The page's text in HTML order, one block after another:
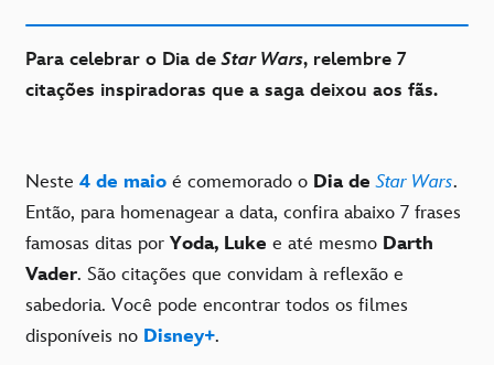
Para celebrar o Dia deStar Wars, relembre 7
citações inspiradoras que a saga deixou aos fãs.
Neste 4 de maio é comemorado o Dia deStar Wars.
Então, para homenagear a data, confira abaixo 7 frases
famosas ditas por Yoda, Luke e até mesmo Darth
Vader. São citações que convidam à reflexão e
sabedoria. Você pode encontrar todos os filmes
disponíveis no Disney+.